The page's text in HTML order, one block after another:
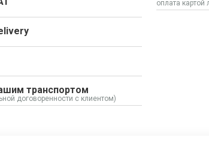
транспортом
договоренности с клиентом)
оплата картой